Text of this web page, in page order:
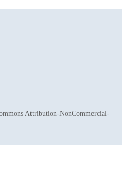
Attribution-NonCommercial-